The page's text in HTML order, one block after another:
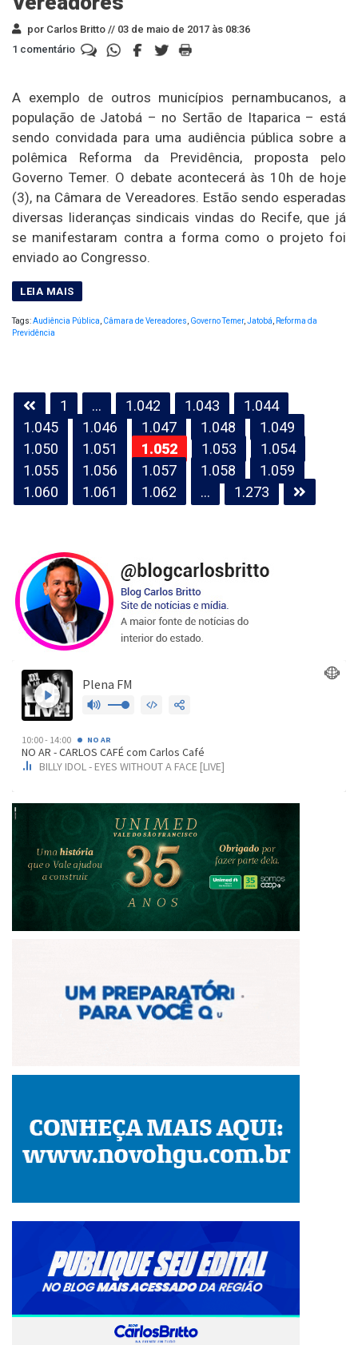
por Carlos Britto // 03 de maio de 2017 às 08:36
1 comentário
A exemplo de outros municípios pernambucanos, a
população de Jatobá – no Sertão de Itaparica – está
sendo convidada para uma audiência pública sobre a
polêmica Reforma da Previdência, proposta pelo
Governo Temer. O debate acontecerá às 10h de hoje
(3), na Câmara de Vereadores. Estão sendo esperadas
diversas lideranças sindicais vindas do Recife, que já
se manifestaram contra a forma como o projeto foi
enviado ao Congresso.
Tags:Audiência Pública, Câmara de Vereadores, Governo Temer,Jatobá, Reforma da
Previdência
Paginação
de
posts
1 … 1.042 1.043
1.044
1.045
1.046 1.047 1.048
1.049
1.050
1.051 1.052 1.053
1.054
1.055
1.056 1.057 1.058
1.059
1.060
1.061 1.062 … 1.273